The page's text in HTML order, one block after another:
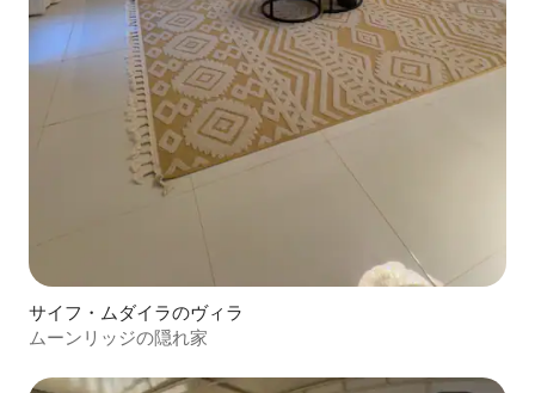
サイフ・ムダイラのヴィラ
ムーンリッジの隠れ家